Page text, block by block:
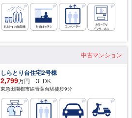
中古マンション
しらとり台住宅2号棟
2,799万円 3LDK
東急田園都市線青葉台駅徒歩9分